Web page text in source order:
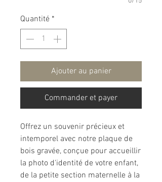
Quantité *
Ajouter au panier
Commander et payer
Offrez un souvenir précieux et
intemporel avec notre plaque de
bois gravée, conçue pour accueillir
la photo d'identité de votre enfant,
de la petite section maternelle à la